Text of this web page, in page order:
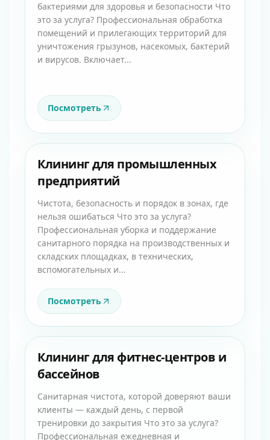
бактериями для здоровья и безопасности Что
это за услуга? Профессиональная обработка
помещений и прилегающих территорий для
уничтожения грызунов, насекомых, бактерий
и вирусов. Включает...
Посмотреть
Клининг для промышленных
предприятий
Чистота, безопасность и порядок в зонах, где
нельзя ошибаться Что это за услуга?
Профессиональная уборка и поддержание
санитарного порядка на производственных и
складских площадках, в технических,
вспомогательных и...
Посмотреть
Клининг для фитнес-центров и
бассейнов
Санитарная чистота, которой доверяют ваши
клиенты — каждый день, с первой
тренировки до закрытия Что это за услуга?
Профессиональная ежедневная и